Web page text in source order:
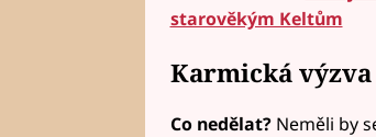
starověkým Keltům
Karmická
Co nedělat? Neměli by